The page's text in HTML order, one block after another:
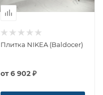
Плитка NIKEA (Baldocer)
от6 902 ₽